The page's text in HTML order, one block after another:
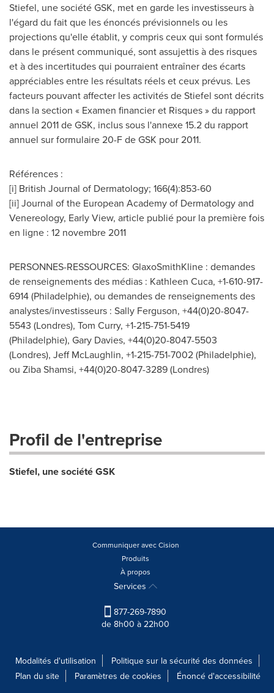
Stiefel, une société GSK, met en garde les investisseurs à
l'égard du fait que les énoncés prévisionnels ou les
projections qu'elle établit, y compris ceux qui sont formulés
dans le présent communiqué, sont assujettis à des risques
et à des incertitudes qui pourraient entraîner des écarts
appréciables entre les résultats réels et ceux prévus. Les
facteurs pouvant affecter les activités de Stiefel sont décrits
dans la section « Examen financier et Risques » du rapport
annuel 2011 de GSK, inclus sous l'annexe 15.2 du rapport
annuel sur formulaire 20-F de GSK pour 2011.
Références :
[i] British Journal of Dermatology; 166(4):853-60
[ii] Journal of the European Academy of Dermatology and
Venereology, Early View, article publié pour la première fois
en ligne : 12 novembre 2011
PERSONNES-RESSOURCES: GlaxoSmithKline : demandes
de renseignements des médias : Kathleen Cuca, +1-610-917-
6914 (Philadelphie), ou demandes de renseignements des
analystes/investisseurs : Sally Ferguson, +44(0)20-8047-
5543 (Londres), Tom Curry, +1-215-751-5419
(Philadelphie), Gary Davies, +44(0)20-8047-5503
(Londres), Jeff McLaughlin, +1-215-751-7002 (Philadelphie),
ou Ziba Shamsi, +44(0)20-8047-3289 (Londres)
Profil de l'entreprise
Stiefel, une société GSK
Communiquer avec Cision
Produits
À propos
Services
877-269-7890
de 8h00 à 22h00
Modalités d'utilisation
Politique sur la sécurité des données
Plan du site
Paramètres de cookies
Énoncé d'accessibilité